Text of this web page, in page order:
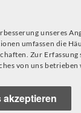
unseres
umfassen die
Zur
von uns